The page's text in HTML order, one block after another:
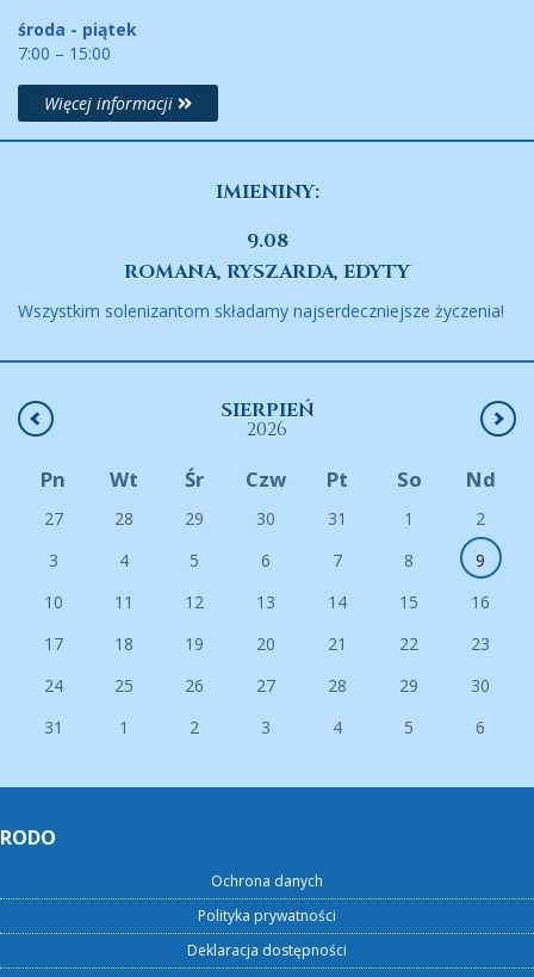
środa - piątek
7:00 – 15:00
Więcej informacji
IMIENINY:
9.08
ROMANA, RYSZARDA, EDYTY
Wszystkim solenizantom składamy najserdeczniejsze życzenia!
SIERPIEŃ
2026
Pn Wt Śr Czw Pt So Nd
27 28 29 30 31 1
2
3
4 5 6 7 8
9
10
11 12 13 14 15
16
17
18 19 20 21 22
23
24
25 26 27 28 29
30
31
1 2 3 4 5 6
RODO
Ochrona danych
Polityka prywatności
Deklaracja dostępności